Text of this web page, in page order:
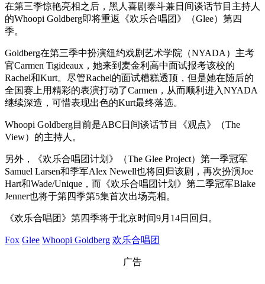
在第三季惊艳亮相之后，黑人喜剧泰斗兼日间谈话节目主持人
的Whoopi Goldberg即将重返《欢乐合唱团》（Glee）第四
季。
Goldberg在第三季中扮演纽约戏剧艺术学院（NYADA）主考
官Carmen Tigideaux，她来到麦金利高中面试报考该校的
Rachel和Kurt。尽管Rachel的面试糟糕透顶，但是她在随后的
全国赛上用精彩的表演打动了Carmen，从而顺利进入NYADA
继续深造，可惜表现出色的Kurt最终落选。
Whoopi Goldberg目前是ABC日间谈话节目《观点》（The
View）的主持人。
另外，《欢乐合唱团计划》（The Glee Project）第一季冠军
Samuel Larsen和季军Alex Newell也将回归该剧，再次扮演Joe
Hart和Wade/Unique，而《欢乐合唱团计划》第二季冠军Blake
Jenner也将于第四季第5集首次出场亮相。
《欢乐合唱团》第四季将于北京时间9月14日回归。
Fox Glee Whoopi Goldberg 欢乐合唱团
广告